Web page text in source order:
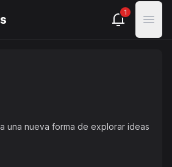
1
Open
una nueva forma de explorar ideas